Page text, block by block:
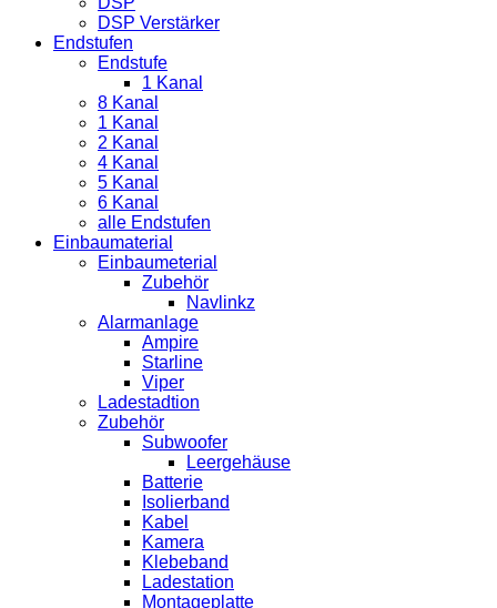
DSP Verstärker
Endstufen
Endstufe
1 Kanal
8 Kanal
1 Kanal
2 Kanal
4 Kanal
5 Kanal
6 Kanal
alle Endstufen
Einbaumaterial
Einbaumeterial
Zubehör
Navlinkz
Alarmanlage
Ampire
Starline
Viper
Ladestadtion
Zubehör
Subwoofer
Leergehäuse
Batterie
Isolierband
Kabel
Kamera
Klebeband
Ladestation
Montageplatte